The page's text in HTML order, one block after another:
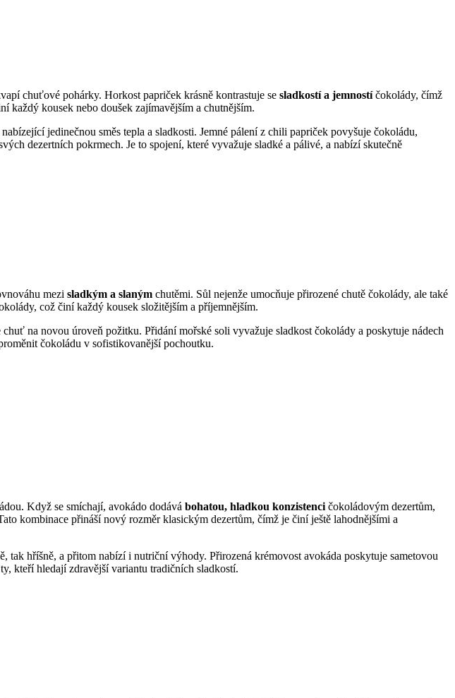
chuťové pohárky. Horkost papriček krásně kontrastuje se sladkostí a jemnostíčokolády, čímž
každý kousek nebo doušek zajímavějším a chutnějším.
nabízející jedinečnou směs tepla a sladkosti. Jemné pálení z chili papriček povyšuje čokoládu,
dezertních pokrmech. Je to spojení, které vyvažuje sladké a pálivé, a nabízí skutečně
mezi sladkým a slaným chutěmi. Sůl nejenže umocňuje přirozené chutě čokolády, ale také
což činí každý kousek složitějším a příjemnějším.
na novou úroveň požitku. Přidání mořské soli vyvažuje sladkost čokolády a poskytuje nádech
čokoládu v sofistikovanější pochoutku.
Když se smíchají, avokádo dodává bohatou, hladkou konzistenci čokoládovým dezertům,
kombinace přináší nový rozměr klasickým dezertům, čímž je činí ještě lahodnějšími a
tak hříšně, a přitom nabízí i nutriční výhody. Přirozená krémovost avokáda poskytuje sametovou
kteří hledají zdravější variantu tradičních sladkostí.